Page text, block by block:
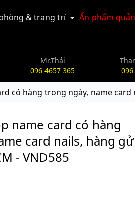
& trang trí Ấn phẩm
Mr.Thái
096 4657 365
có hàng trong ngày, name card
name card có hàng
card nails, hàng
- VND585